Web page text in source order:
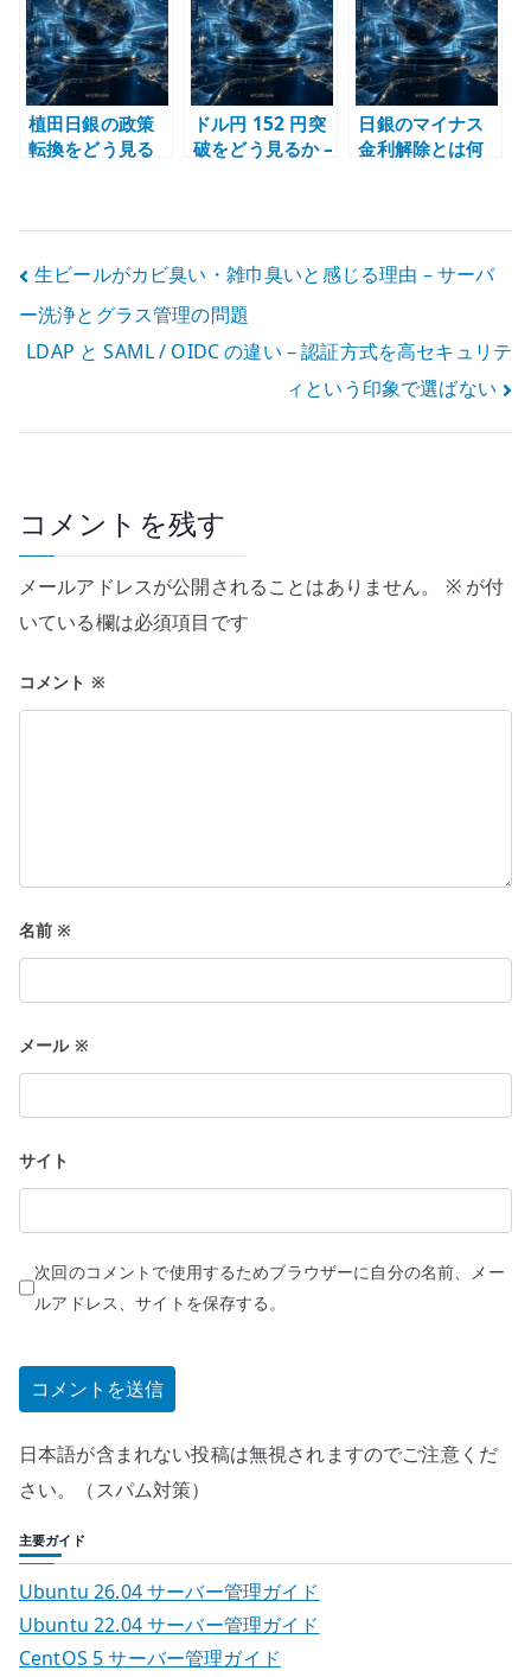
つなげる 緩和の副作用 から考える
植田日銀の政策
転換をどう見る
利解除と円安
ドル円 152 円突
破をどう見るか –
差
日銀のマイナス
金利解除とは何
策転換で見る
投
稿
ナ
ビ
ー
シ
ョ
ン
生ビールがカビ臭い・雑巾臭いと感じる理由 – サーバ
ー洗浄とグラス管理の問題
LDAP と SAML / OIDC の違い – 認証方式を高セキュリテ
ィという印象で選ばない
コメントを残す
メールアドレスが公開されることはありません。 ※が付
いている欄は必須項目です
コメント ※
名前※
メール ※
サイト
次回のコメントで使用するためブラウザーに自分の名前、メー
ルアドレス、サイトを保存する。
日本語が含まれない投稿は無視されますのでご注意くだ
さい。（スパム対策）
主要ガイド
Ubuntu 26.04 サーバー管理ガイド
Ubuntu 22.04 サーバー管理ガイド
CentOS 5 サーバー管理ガイド